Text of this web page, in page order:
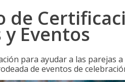
de
Eventos
para ayudar a las parejas
de eventos de